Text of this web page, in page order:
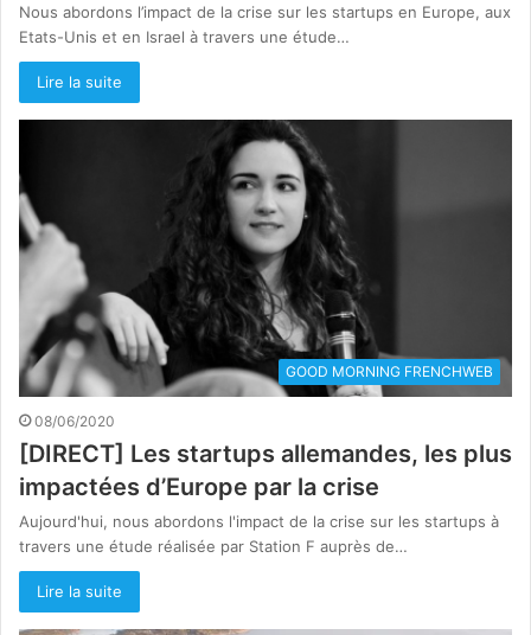
Nous abordons l’impact de la crise sur les startups en Europe, aux
Etats-Unis et en Israel à travers une étude…
Lire la suite
GOOD MORNING FRENCHWEB
08/06/2020
[DIRECT] Les startups allemandes, les plus
impactées d’Europe par la crise
Aujourd'hui, nous abordons l'impact de la crise sur les startups à
travers une étude réalisée par Station F auprès de…
Lire la suite